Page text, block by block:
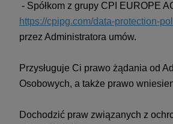
- Spółkom z grupy CPI EUROPE
https://cpipg.com/data-protection-
przez Administratora umów.
Przysługuje Ci prawo żądania od
Osobowych, a także prawo
Dochodzić praw związanych z